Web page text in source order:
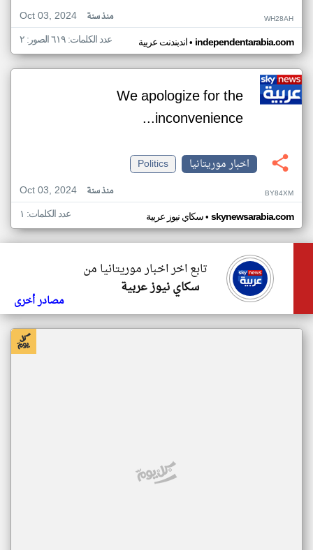
Oct 03, 2024
منذ سنة WH28AH
اندبندنت عربية• independentarabia.com عدد الكلمات: ٦١٩ الصور: ٢
We apologize for the
inconvenience...
اخبار موريتانيا
Politics
Oct 03, 2024
منذ سنة BY84XM
سكاي نيوز عربية• skynewsarabia.com عدد الكلمات: ١
تابع اخر اخبار موريتانيا من
سكاي نيوز عربية
مصادر أخرى